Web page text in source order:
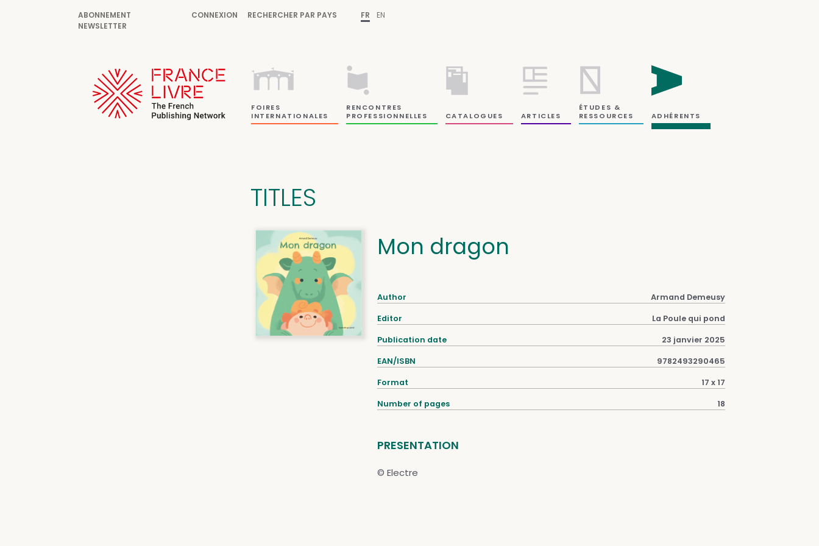
ABONNEMENT
NEWSLETTER
CONNEXION RECHERCHER PAR PAYS FR EN
FOIRES
INTERNATIONALES
RENCONTRES
PROFESSIONNELLES
CATALOGUES ARTICLES
ÉTUDES &
RESSOURCES
ADHÉRENTS
TITLES
Mon dragon
Author Armand Demeusy
Editor La Poule qui pond
Publication date 23 janvier 2025
EAN/ISBN 9782493290465
Format 17 x 17
Number of pages 18
PRESENTATION
© Electre